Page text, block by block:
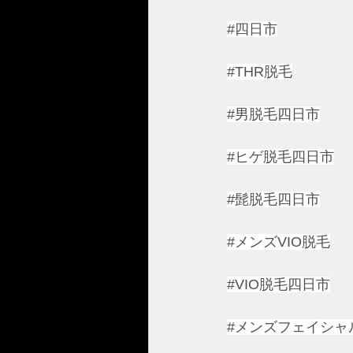
#四日市
#THR脱毛
#男脱毛四日市
#ヒゲ脱毛四日市
#髭脱毛四日市
#メンズVIO脱毛
#VIO脱毛四日市
#メンズフェイシャ